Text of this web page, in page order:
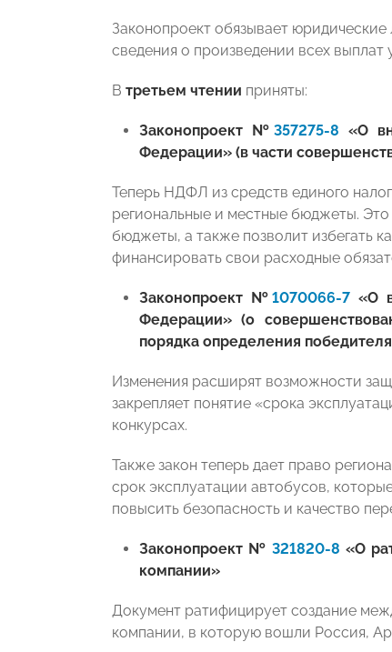
Законопроект обязывает
сведения о произведении всех
В третьем чтении приняты:
Законопроект №357275-8 «О
Федерации» (в части
Теперь НДФЛ из средств единого
региональные и местные бюджеты.
бюджеты, а также позволит избегать
финансировать свои расходные
Законопроект №1070066-7 «О
Федерации» (о
порядка определения
Изменения расширят возможности
закрепляет понятие «срока
конкурсах.
Также закон теперь дает право
срок эксплуатации автобусов,
повысить безопасность и качество
Законопроект № 321820-8 «О
компании»
Документ ратифицирует создание
компании, в которую вошли Россия,